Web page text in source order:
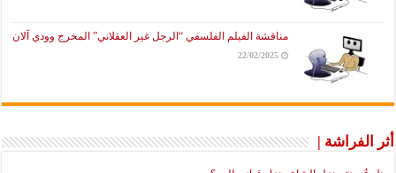
مناقشة الفيلم الفلسفي “الرجل غير العقلاني” المخرج وودي آلان
22/02/2025
أثر الفراشة |